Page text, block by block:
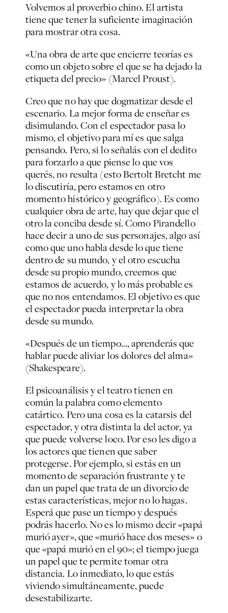
Volvemos al proverbio chino. El artista
tiene que tener la suficiente imaginación
para mostrar otra cosa.
«Una obra de arte que encierre teorías es
como un objeto sobre el que se ha dejado la
etiqueta del precio» (Marcel Proust).
Creo que no hay que dogmatizar desde el
escenario. La mejor forma de enseñar es
disimulando. Con el espectador pasa lo
mismo, el objetivo para mí es que salga
pensando. Pero, si lo señalás con el dedito
para forzarlo a que piense lo que vos
querés, no resulta (esto Bertolt Bretcht me
lo discutiría, pero estamos en otro
momento histórico y geográfico). Es como
cualquier obra de arte, hay que dejar que el
otro la conciba desde sí. Como Pirandello
hace decir a uno de sus personajes, algo así
como que uno habla desde lo que tiene
dentro de su mundo, y el otro escucha
desde su propio mundo, creemos que
estamos de acuerdo, y lo más probable es
que no nos entendamos. El objetivo es que
el espectador pueda interpretar la obra
desde su mundo.
«Después de un tiempo…, aprenderás que
hablar puede aliviar los dolores del alma»
(Shakespeare).
El psicoanálisis y el teatro tienen en
común la palabra como elemento
catártico. Pero una cosa es la catarsis del
espectador, y otra distinta la del actor, ya
que puede volverse loco. Por eso les digo a
los actores que tienen que saber
protegerse. Por ejemplo, si estás en un
momento de separación frustrante y te
dan un papel que trata de un divorcio de
estas características, mejor no lo hagas.
Esperá que pase un tiempo y después
podrás hacerlo. No es lo mismo decir «papá
murió ayer», que «murió hace dos meses» o
que «papá murió en el 90»; el tiempo juega
un papel que te permite tomar otra
distancia. Lo inmediato, lo que estás
viviendo simultáneamente, puede
desestabilizarte.